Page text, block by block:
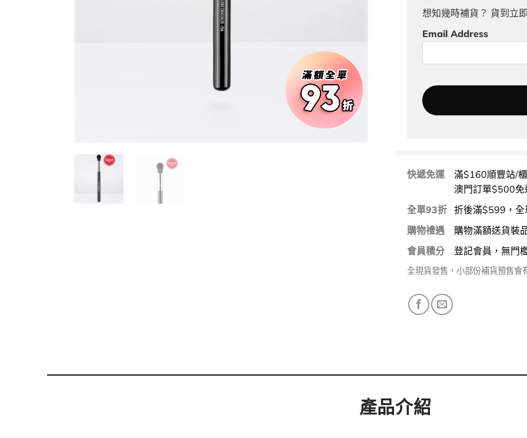
想知幾時補貨？ 貨到立
Email Address
快遞免運
滿$160順豐站/
澳門訂單$500免
全單93折 折後滿$599，全
購物禮遇
購物滿額送貨裝
會員積分
登記會員，無門
全現貨發售，小部份補貨預售會
產品介紹